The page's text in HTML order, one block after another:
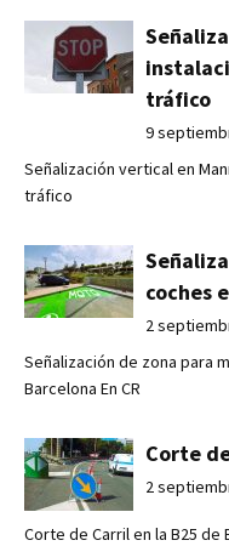
tráfico
9
Señalización vertical en
tráfico
coches
2
Señalización de zona para
Barcelona En CR
Corte
2
Corte de Carril en la B25 de